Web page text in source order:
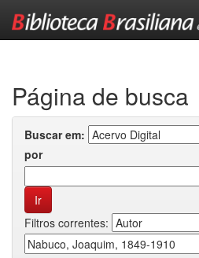
Página de busca
Buscar em:
por
Filtros correntes: